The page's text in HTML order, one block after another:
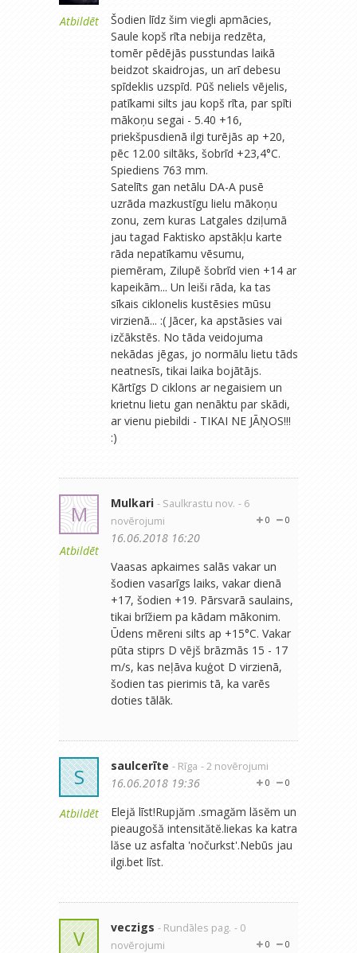
Atbildēt
Šodien līdz šim viegli apmācies,
Saule kopš rīta nebija redzēta,
tomēr pēdējās pusstundas laikā
beidzot skaidrojas, un arī debesu
spīdeklis uzspīd. Pūš neliels vējelis,
patīkami silts jau kopš rīta, par spīti
mākoņu segai - 5.40 +16,
priekšpusdienā ilgi turējās ap +20,
pēc 12.00 siltāks, šobrīd +23,4°C.
Spiediens 763 mm.
Satelīts gan netālu DA-A pusē
uzrāda mazkustīgu lielu mākoņu
zonu, zem kuras Latgales dziļumā
jau tagad Faktisko apstākļu karte
rāda nepatīkamu vēsumu,
piemēram, Zilupē šobrīd vien +14 ar
kapeikām... Un leiši rāda, ka tas
sīkais ciklonelis kustēsies mūsu
virzienā... :( Jācer, ka apstāsies vai
izčākstēs. No tāda veidojuma
nekādas jēgas, jo normālu lietu tāds
neatnesīs, tikai laika bojātājs.
Kārtīgs D ciklons ar negaisiem un
krietnu lietu gan nenāktu par skādi,
ar vienu piebildi - TIKAI NE JĀŅOS!!!
:)
M
Atbildēt
Mulkari - Saulkrastu nov. - 6
novērojumi
0
0
16.06.2018 16:20
Vaasas apkaimes salās vakar un
šodien vasarīgs laiks, vakar dienā
+17, šodien +19. Pārsvarā saulains,
tikai brīžiem pa kādam mākonim.
Ūdens mēreni silts ap +15°C. Vakar
pūta stiprs D vējš brāzmās 15 - 17
m/s, kas neļāva kuģot D virzienā,
šodien tas pierimis tā, ka varēs
doties tālāk.
S
Atbildēt
saulcerīte - Rīga - 2 novērojumi
0
0
16.06.2018 19:36
Elejă līst!Rupjăm .smagăm lăsĕm un
pieaugošă intensitătĕ.liekas ka katra
lăse uz asfalta 'nočurkst'.Nebūs jau
ilgi.bet līst.
V veczigs - Rundāles pag. - 0
novērojumi
0
0